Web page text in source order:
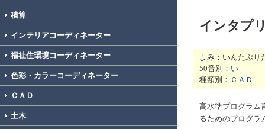
積算
インテリアコーディネーター
福祉住環境コーディネーター
色彩・カラーコーディネーター
ＣＡＤ
土木
インタプ
よみ：いんたぷり
50音別： い
種類別： ＣＡＤ
高水準プログラム
るためのプログラ